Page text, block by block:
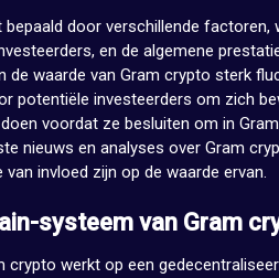
door verschillende factoren,
en de algemene
de waarde van Gram crypto sterk
potentiële investeerders om zich
voordat ze besluiten om in
nieuws en analyses over Gram
invloed zijn op de waarde ervan.
systeem van Gram
crypto werkt op een